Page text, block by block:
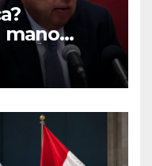
mano
Ángel